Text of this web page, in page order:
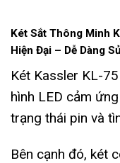
Két Sắt Thông Minh
Hiện Đại – Dễ Dàng
Két Kassler KL-
hình LED cảm
trạng thái pin và
Bên cạnh đó, két